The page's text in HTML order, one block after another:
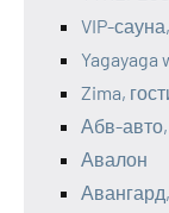
VIP-
Yagayaga
Zima,
Абв-
Авалон